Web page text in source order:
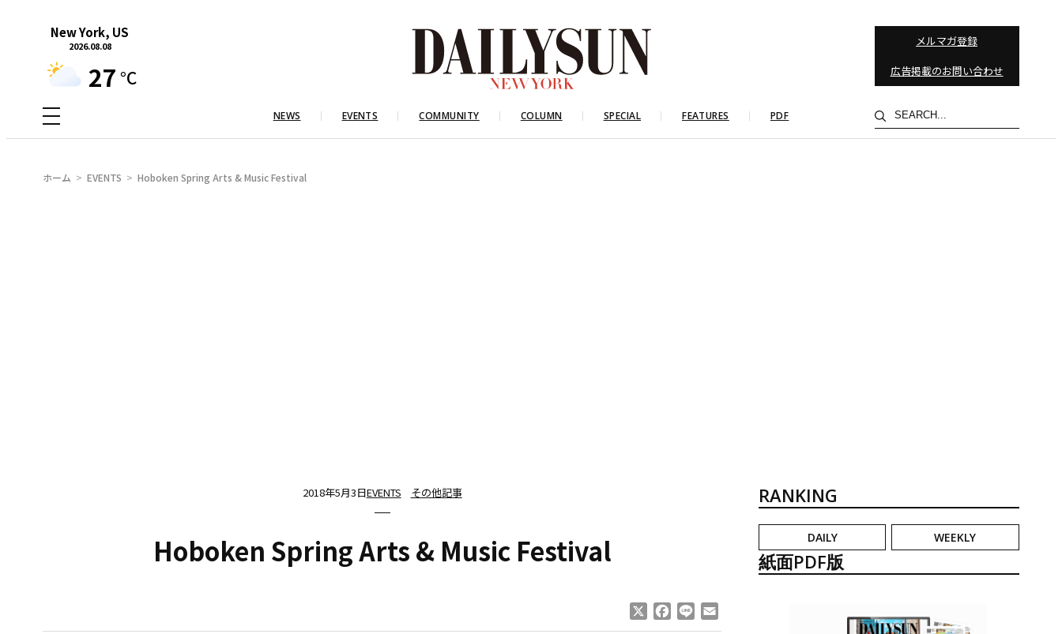
New York, US
2026.08.08
27 °C
メルマガ登録
広告掲載のお問い合わせ
NEWS EVENTS COMMUNITY COLUMN SPECIAL FEATURES PDF
検
索
ホーム EVENTS Hoboken Spring Arts & Music Festival
2018年5月3日EVENTS その他記事
Hoboken Spring Arts & Music Festival
Facebook
Line
RANKING
DAILY WEEKLY
紙面PDF版